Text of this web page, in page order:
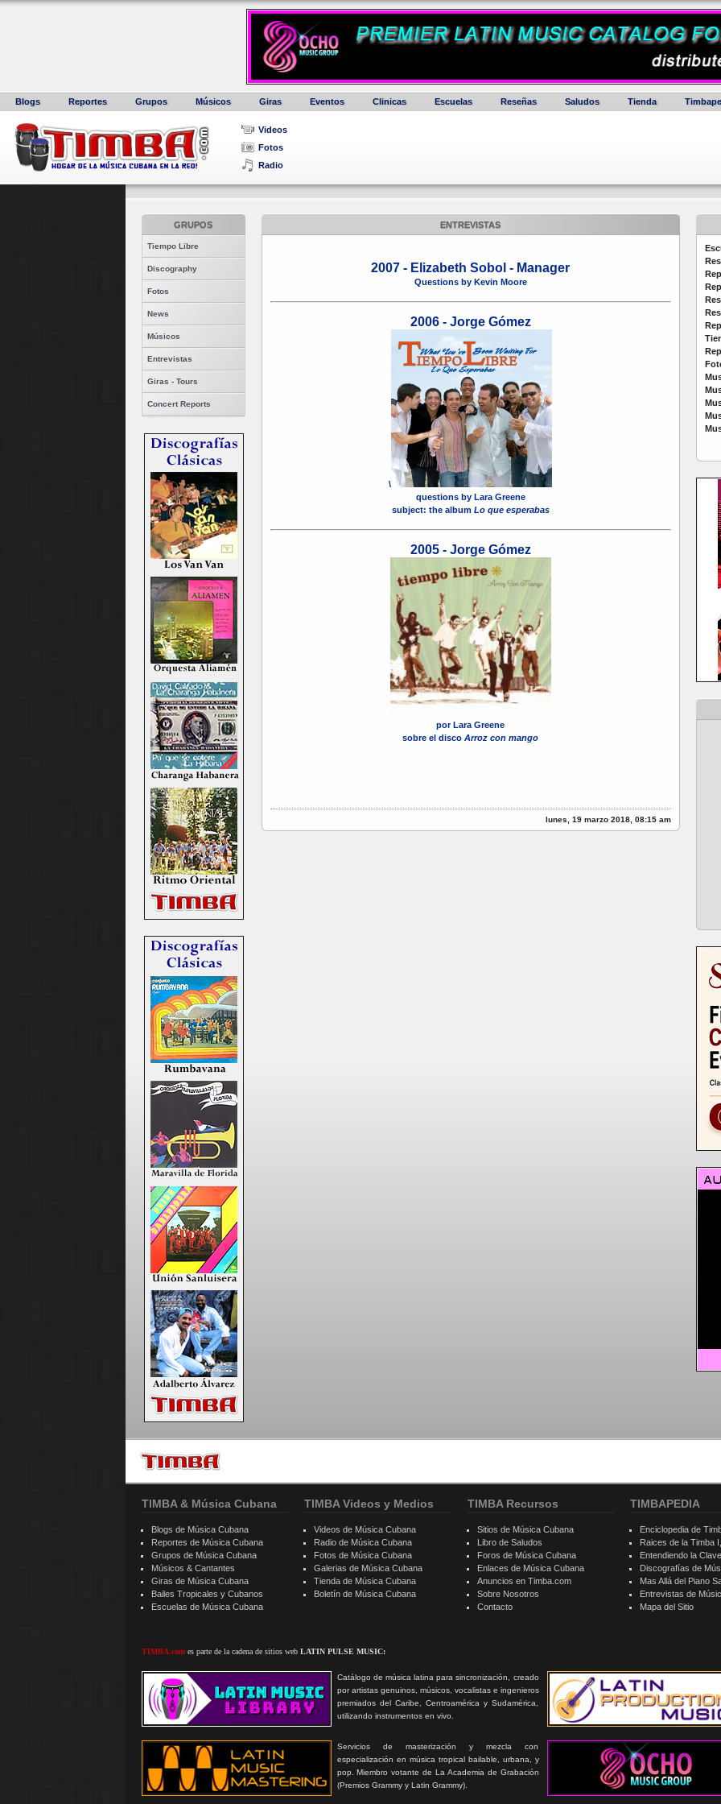
Blogs Reportes Grupos Músicos Giras Eventos Clinicas Escuelas Reseñas Saludos Tienda
Videos
Fotos
Radio
GRUPOS
Tiempo Libre
Discography
Fotos
News
Músicos
Entrevistas
Giras - Tours
Concert Reports
ENTREVISTAS
2007 - Elizabeth Sobol - Manager
Questions by Kevin Moore
2006 - Jorge Gómez
\
questions by Lara Greene
subject: the album Lo que esperabas
2005 - Jorge Gómez
por Lara Greene
sobre el disco Arroz con mango
lunes, 19 marzo 2018, 08:15 am
TIMBA & Música Cubana
Blogs de Música Cubana
Reportes de Música Cubana
Grupos de Música Cubana
Músicos & Cantantes
Giras de Música Cubana
Bailes Tropicales y Cubanos
Escuelas de Música Cubana
TIMBA.comes parte de la cadena de sitios web LATIN PULSE MUSIC:
Catálogo de música latina para sincronización, creado
por artistas genuinos, músicos, vocalistas e ingenieros
premiados del Caribe, Centroamérica y Sudamérica,
utilizando instrumentos en vivo.
Servicios de masterización y mezcla con
especialización en música tropical bailable, urbana, y
pop. Miembro votante de La Academia de Grabación
(Premios Grammy y Latin Grammy).
TIMBA Videos y Medios
Videos de Música Cubana
Radio de Música Cubana
Fotos de Música Cubana
Galerias de Música Cubana
Tienda de Música Cubana
Boletín de Música Cubana
TIMBA Recursos
Sitios de Música Cubana
Libro de Saludos
Foros de Música Cubana
Enlaces de Música Cubana
Anuncios en Timba.com
Sobre Nosotros
Contacto
TIMBAPEDIA
Enciclopedia de
Raices de la Timba
Entendiendo la
Discografías de
Mas Allá del Piano
Entrevistas de
Mapa del Sitio